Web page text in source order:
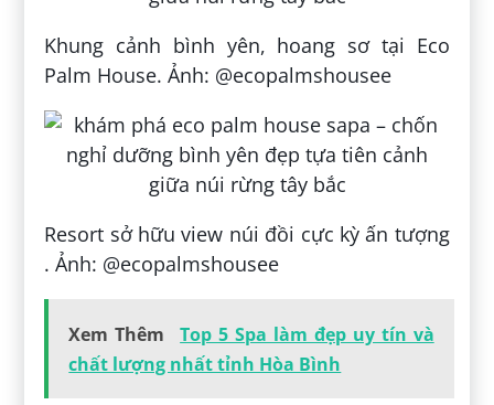
Khung cảnh bình yên, hoang sơ tại Eco
Palm House. Ảnh: @ecopalmshousee
Resort sở hữu view núi đồi cực kỳ ấn tượng
. Ảnh: @ecopalmshousee
Xem Thêm
Top 5 Spa làm đẹp uy tín và
chất lượng nhất tỉnh Hòa Bình